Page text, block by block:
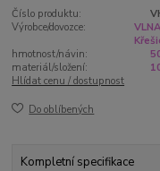
Číslo produktu:
Výrobce/dovozce:
hmotnost/návin:
materiál/složení:
Hlídat cenu / dostupnost
Do oblíbených
Kompletní specifikace